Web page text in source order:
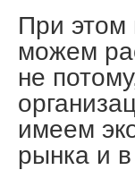
При этом
можем
не
имеем
рынка и